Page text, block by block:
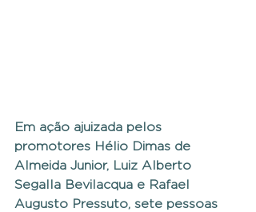
Em ação ajuizada pelos
promotores Hélio Dimas de
Almeida Junior, Luiz Alberto
Segalla Bevilacqua e Rafael
Augusto Pressuto, sete pessoas